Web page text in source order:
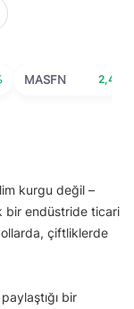
MASFN 2,44%
kurgu değil –
bir endüstride ticari
çiftliklerde
bir